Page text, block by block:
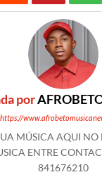
por
https://
MÚSICA AQUI NO
ENTRE
841676210